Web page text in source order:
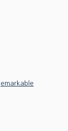
emarkable